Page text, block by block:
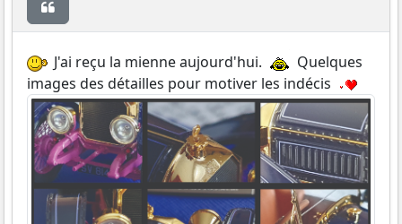
J'ai reçu la mienne aujourd'hui.
Quelques
images des détailles pour motiver les indécis